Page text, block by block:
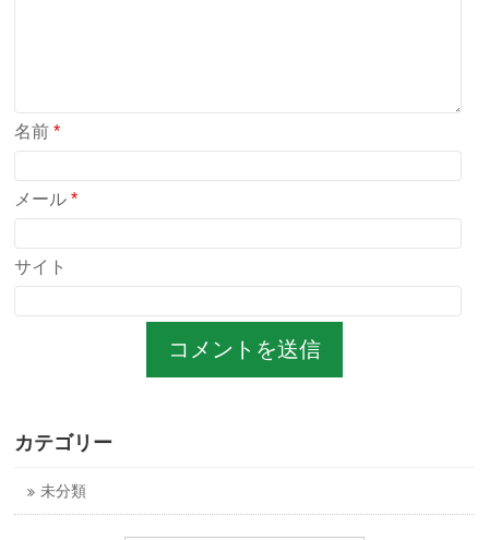
名前*
メール*
サイト
カテゴリー
未分類